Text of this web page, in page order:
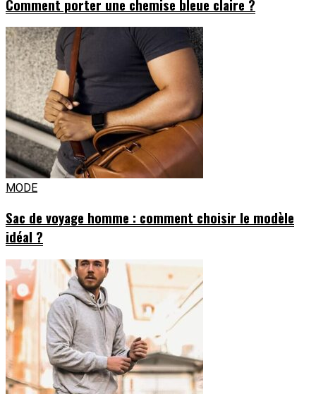
Comment porter une chemise bleue claire ?
MODE
Sac de voyage homme : comment choisir le modèle
idéal ?